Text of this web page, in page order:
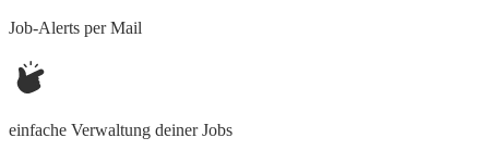
Job-Alerts per Mail
einfache Verwaltung deiner Jobs